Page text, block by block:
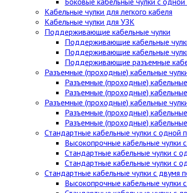
Кабельные чулки для легкого кабеля
Кабельные чулки для УЗК
Поддерживающие кабельные чулки
Поддерживающие кабельные
Поддерживающие кабельные
Поддерживающие разъемные
Разъемные (проходные) кабельные
Разъемные (проходные)
Разъемные (проходные)
Разъемные (проходные) кабельные
Разъемные (проходные)
Разъемные (проходные)
Стандартные кабельные чулки c одной
Высокопрочные кабельные чулки
Стандартные кабельные чулки с
Стандартные кабельные чулки с
Стандартные кабельные чулки с двумя
Высокопрочные кабельные чулки